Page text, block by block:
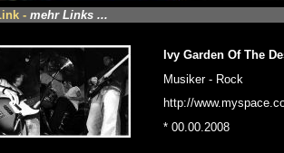
- mehr Links ...
Ivy Garden Of The
Musiker - Rock
http://
* 00.00.2008